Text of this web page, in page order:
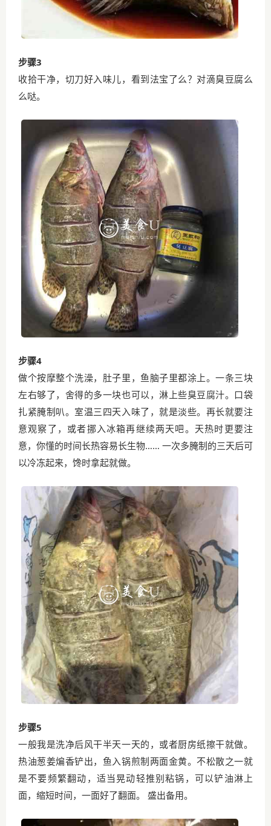
步骤3
收拾干净，切刀好入味儿，看到法宝了么？对滴臭豆腐么
么哒。
步骤4
做个按摩整个洗澡，肚子里，鱼脑子里都涂上。一条三块
左右够了，舍得的多一块也可以，淋上些臭豆腐汁。口袋
扎紧腌制叭。室温三四天入味了，就是淡些。再长就要注
意观察了，或者挪入冰箱再继续两天吧。天热时更要注
意，你懂的时间长热容易长生物…… 一次多腌制的三天后可
以冷冻起来，馋时拿起就做。
步骤5
一般我是洗净后风干半天一天的，或者厨房纸擦干就做。
热油葱姜煸香铲出，鱼入锅煎制两面金黄。不松散之一就
是不要频繁翻动，适当晃动轻推别粘锅，可以铲油淋上
面，缩短时间，一面好了翻面。 盛出备用。